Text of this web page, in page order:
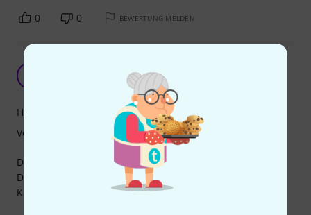
0 0 BEWERTUNG MELDEN
SIevi 28.12.2021
Das sind die besten Cases für Trommeln.
Die Stapelfunktion ist echt klasse.
Kann ich nur empfehlen, trotz etwas höherer Preise.
Handling
Verarbeitung